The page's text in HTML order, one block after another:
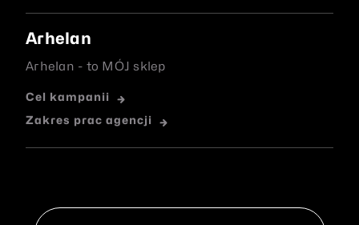
Arhelan
Arhelan - to MÓJ sklep
Cel kampanii
Zakres prac agencji